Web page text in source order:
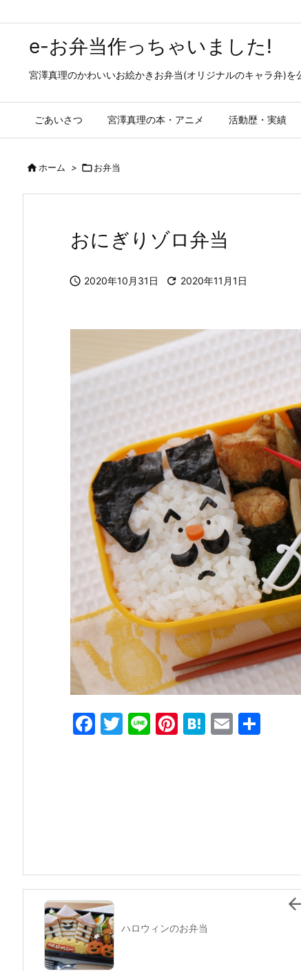
e-お弁当作っちゃいました!
宮澤真理のかわいいお絵かきお弁当(オリジナルのキャラ弁)
ごあいさつ 宮澤真理の本・アニメ 活動歴・実績
ホーム > お弁当
おにぎりゾロ弁当
 2020年10月31日  2020年11月1日
F
k
T
Li Pi H
E
ハロウィンのお弁当
